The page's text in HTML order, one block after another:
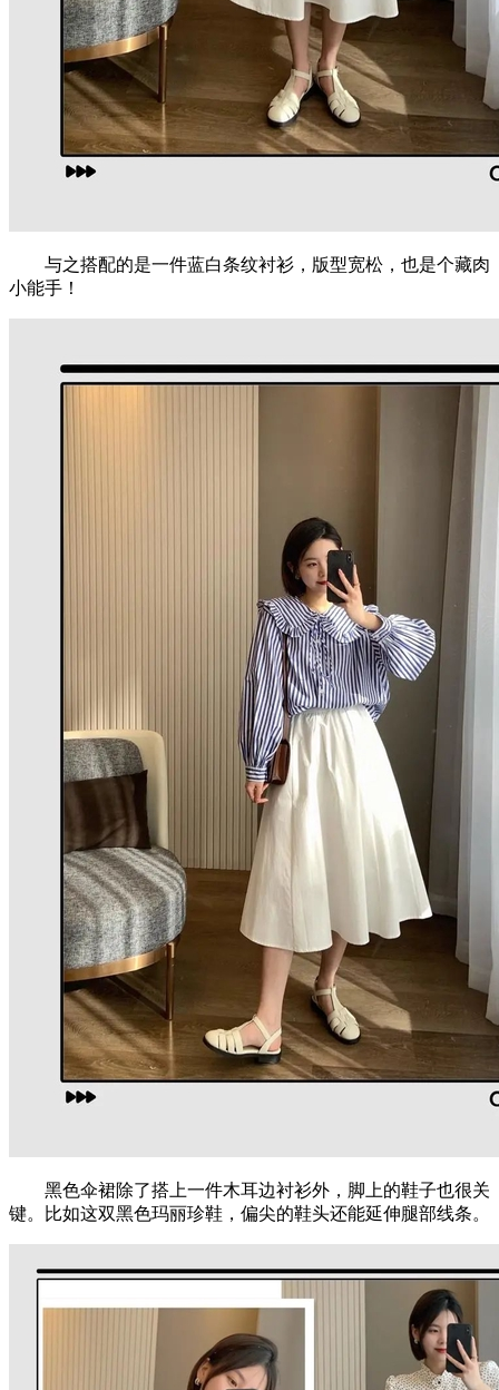
与之搭配的是一件蓝白条纹衬衫，版型宽松，也是个藏肉
小能手！
黑色伞裙除了搭上一件木耳边衬衫外，脚上的鞋子也很关
键。比如这双黑色玛丽珍鞋，偏尖的鞋头还能延伸腿部线条。